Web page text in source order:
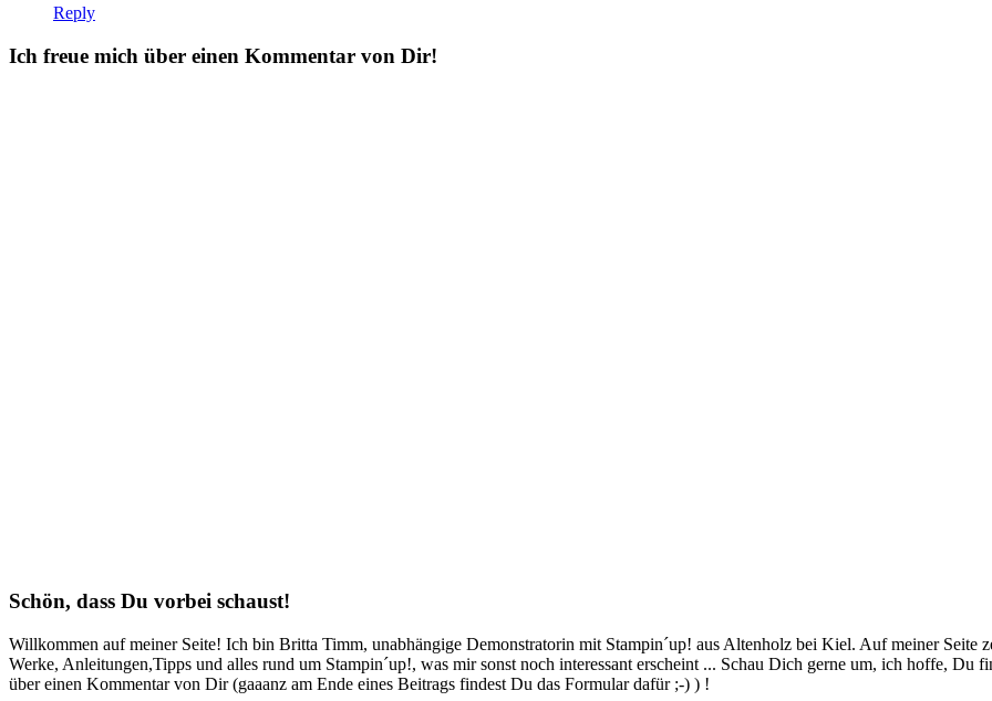
Reply
Ich freue mich über einen Kommentar von Dir!
Schön, dass Du vorbei schaust!
Willkommen auf meiner Seite! Ich bin Britta Timm, unabhängige Demonstratorin mit Stampin´up! aus Altenholz bei Kiel. Auf meiner Seite
Werke, Anleitungen,Tipps und alles rund um Stampin´up!, was mir sonst noch interessant erscheint ... Schau Dich gerne um, ich hoffe,
über einen Kommentar von Dir (gaaanz am Ende eines Beitrags findest Du das Formular dafür ;-) ) !